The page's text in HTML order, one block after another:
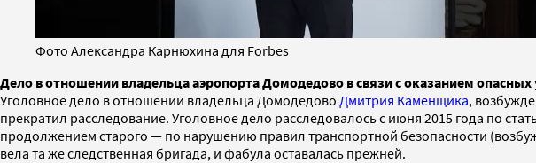
Фото Александра Карнюхина для Forbes
Дело в отношении владельца аэропорта Домодедово в связи с оказанием опасных
Уголовное дело в отношении владельца Домодедово Дмитрия Каменщика,
прекратил расследование. Уголовное дело расследовалось с июня 2015 года по
продолжением старого — по нарушению правил транспортной безопасности
вела та же следственная бригада, и фабула оставалась прежней.